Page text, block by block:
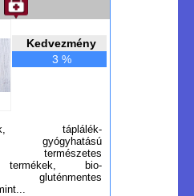
Kedvezmény
3 %
táplálék-
gyógyhatású
természetes
termékek, bio-
gluténmentes